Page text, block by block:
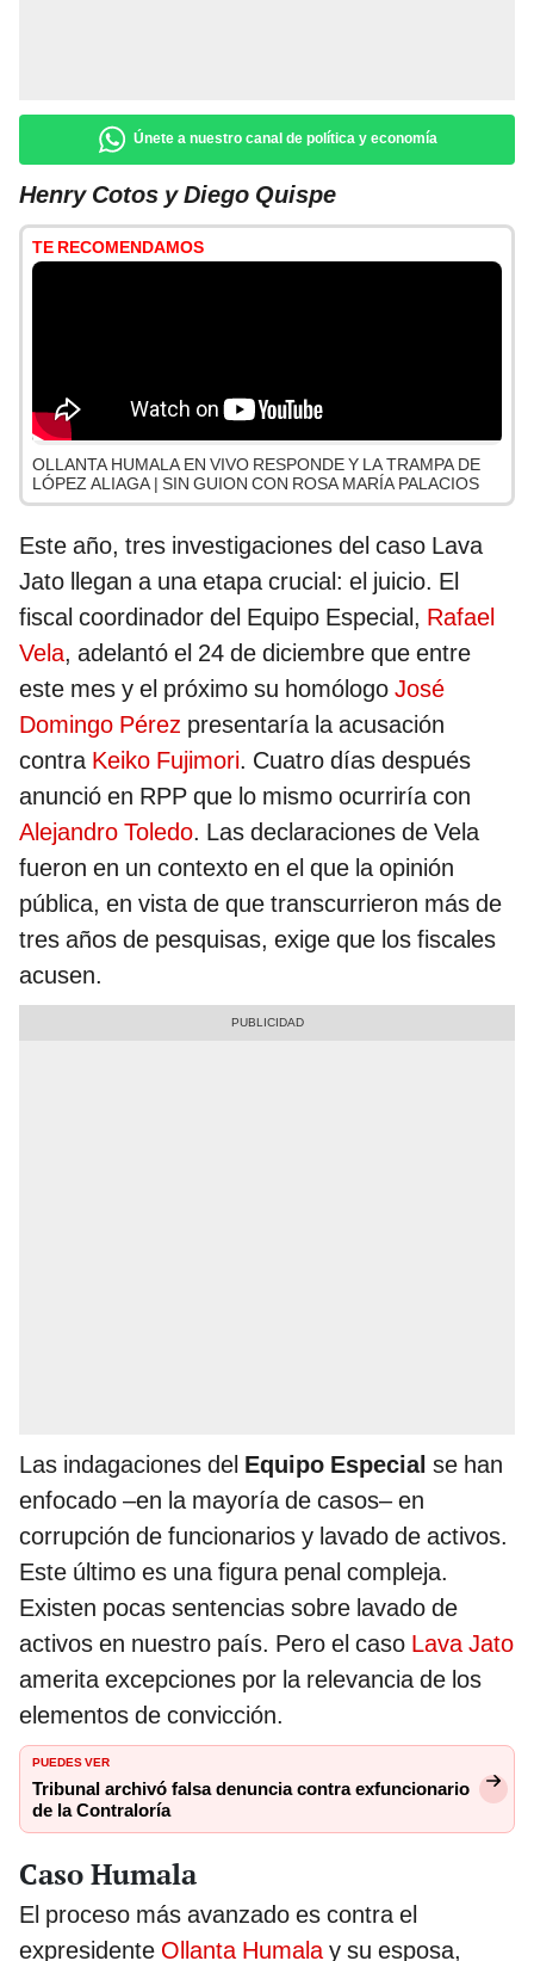
Únete a nuestro canal de política y economía
Henry Cotos y Diego Quispe
TE RECOMENDAMOS
OLLANTA HUMALA EN VIVO RESPONDE Y LA TRAMPA DE
LÓPEZ ALIAGA | SIN GUION CON ROSA MARÍA PALACIOS
Este año, tres investigaciones del caso Lava
Jato llegan a una etapa crucial: el juicio. El
fiscal coordinador del Equipo Especial, Rafael
Vela, adelantó el 24 de diciembre que entre
este mes y el próximo su homólogo José
Domingo Pérez presentaría la acusación
contra Keiko Fujimori. Cuatro días después
anunció en RPP que lo mismo ocurriría con
Alejandro Toledo. Las declaraciones de Vela
fueron en un contexto en el que la opinión
pública, en vista de que transcurrieron más de
tres años de pesquisas, exige que los fiscales
acusen.
Las indagaciones del Equipo Especial se han
enfocado –en la mayoría de casos– en
corrupción de funcionarios y lavado de activos.
Este último es una figura penal compleja.
Existen pocas sentencias sobre lavado de
activos en nuestro país. Pero el caso Lava Jato
amerita excepciones por la relevancia de los
elementos de convicción.
PUEDES VER
Tribunal archivó falsa denuncia contra exfuncionario
de la Contraloría
Caso Humala
El proceso más avanzado es contra el
expresidente Ollanta Humalay su esposa,